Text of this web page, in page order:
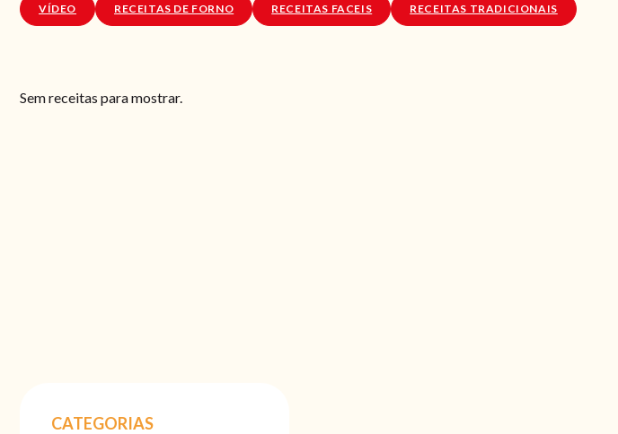
VÍDEO RECEITAS DE FORNO RECEITAS FACEIS RECEITAS TRADICIONAIS
Sem receitas para mostrar.
CATEGORIAS